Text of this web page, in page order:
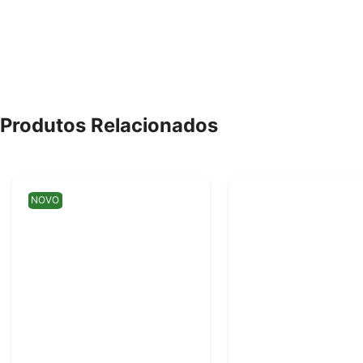
Produtos Relacionados
NOVO